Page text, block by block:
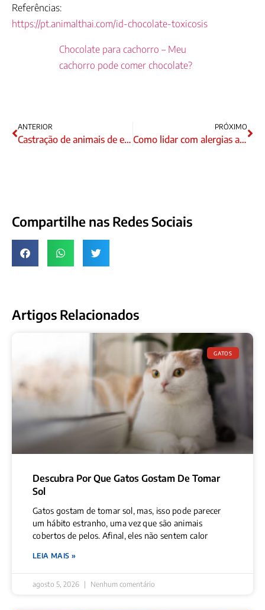
Referências:
https://pt.animalthai.com/id-chocolate-toxicosis
Chocolate para cachorro – Meu
cachorro pode comer chocolate?
ANTERIOR
Castração de animais de estimação é um ato de amor – Entenda por quê:
PRÓXIMO
Como lidar com alergias a animais de estimação
Compartilhe nas Redes Sociais
Artigos Relacionados
GATOS
Descubra Por Que Gatos Gostam De Tomar
Sol
Gatos gostam de tomar sol, mas, isso pode parecer
um hábito estranho, uma vez que são animais
cobertos de pelos. Afinal, eles não sentem calor
LEIA MAIS »
agosto 5, 2026 Nenhum comentário